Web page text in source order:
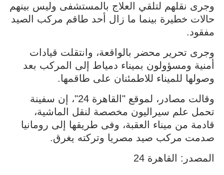
وجرى نقلهم لتلقي العلاج بالمستشفى وليس بينهم
حالات خطيرة بينما ما زال أحد طاقم مركب الصيد
مفقود.
وجرى تحرير محضر بالواقعة، وانتقلت قيادات
أمنية ومسؤولون بميناء دمياط إلى المركب بعد
وصولها للميناء للاطمئنان على طاقمها.
وقالت مصادر، لموقع "القاهرة 24"، إن سفينة
تحمل علم سيراليون مخصصة لنقل الماشية،
قادمة من ميناء العقبة، وفى طريقها إلى رومانيا
صدمت مركب صيد مصريا وتركته يغرق.
المصدر: القاهرة 24